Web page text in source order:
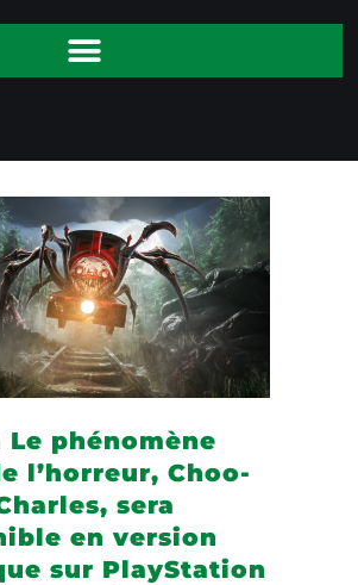
Le phénomène
l’horreur, Choo-
sera
en version
sur PlayStation